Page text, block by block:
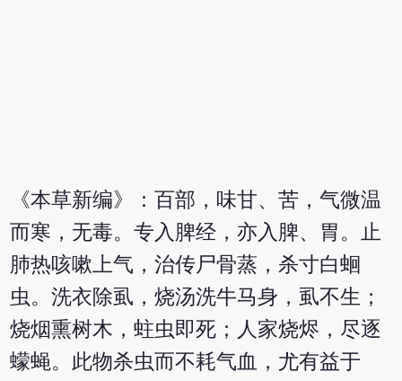
《本草新编》：百部，味甘、苦，气微温
而寒，无毒。专入脾经，亦入脾、胃。止
肺热咳嗽上气，治传尸骨蒸，杀寸白蛔
虫。洗衣除虱，烧汤洗牛马身，虱不生；
烧烟熏树木，蛀虫即死；人家烧烬，尽逐
蠓蝇。此物杀虫而不耗气血，尤有益于